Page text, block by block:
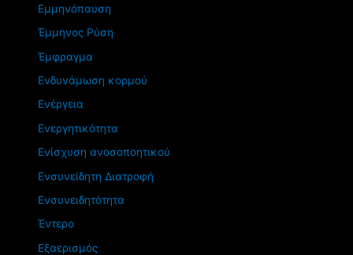
Εμμηνόπαυση
Έμμηνος Ρύση
Έμφραγμα
Ενδυνάμωση κορμού
Ενέργεια
Ενεργητικότητα
Ενίσχυση ανοσοποητικού
Ενσυνείδητη Διατροφή
Ενσυνειδητότητα
Έντερο
Εξαερισμός